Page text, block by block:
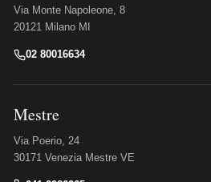
Via Monte Napoleone, 8
20121 Milano MI
02 80016634
Mestre
Via Poerio, 24
30171 Venezia Mestre VE